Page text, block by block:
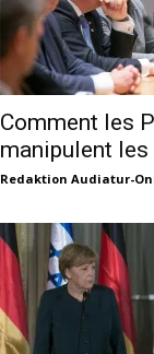
Comment les
manipulent
Redaktion Audiatur-